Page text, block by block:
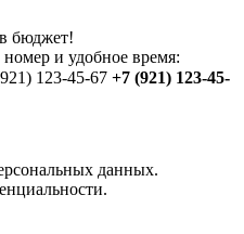
бюджет!
номер и удобное время:
921) 123-45-67 +7 (921) 123-45-
данных.